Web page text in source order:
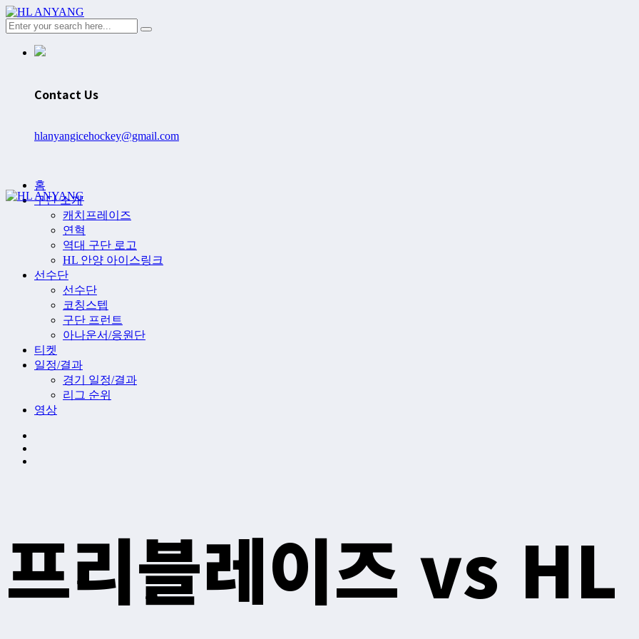
Contact Us
hlanyangicehockey@gmail.com
홈
구단 소개
캐치프레이즈
연혁
역대 구단 로고
HL 안양 아이스링크
선수단
선수단
코칭스텝
구단 프런트
아나운서/응원단
티켓
일정/결과
경기 일정/결과
리그 순위
영상
프리블레이즈 vs HL